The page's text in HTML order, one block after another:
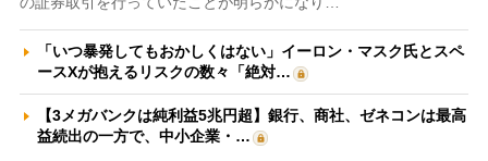
「いつ暴発してもおかしくはない」イーロン・マスク氏とスペ
ースXが抱えるリスクの数々「絶対…
【3メガバンクは純利益5兆円超】銀行、商社、ゼネコンは最高
益続出の一方で、中小企業・…